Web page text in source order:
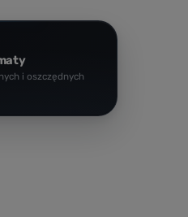
i oszczędnych